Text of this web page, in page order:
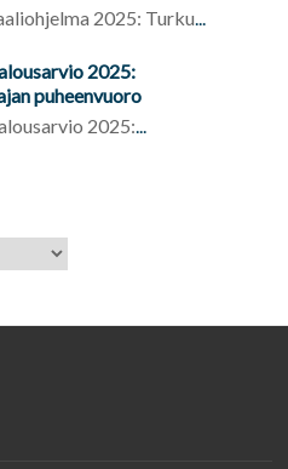
2025: Turku
2025:
puheenvuoro
2025: